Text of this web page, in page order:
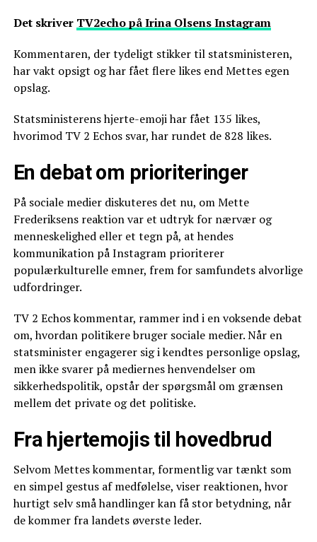
Det skriver TV2echo på Irina Olsens Instagram
Kommentaren, der tydeligt stikker til statsministeren,
har vakt opsigt og har fået flere likes end Mettes egen
opslag.
Statsministerens hjerte-emoji har fået 135 likes,
hvorimod TV 2 Echos svar, har rundet de 828 likes.
En debat om prioriteringer
På sociale medier diskuteres det nu, om Mette
Frederiksens reaktion var et udtryk for nærvær og
menneskelighed eller et tegn på, at hendes
kommunikation på Instagram prioriterer
populærkulturelle emner, frem for samfundets alvorlige
udfordringer.
TV 2 Echos kommentar, rammer ind i en voksende debat
om, hvordan politikere bruger sociale medier. Når en
statsminister engagerer sig i kendtes personlige opslag,
men ikke svarer på mediernes henvendelser om
sikkerhedspolitik, opstår der spørgsmål om grænsen
mellem det private og det politiske.
Fra hjertemojis til hovedbrud
Selvom Mettes kommentar, formentlig var tænkt som
en simpel gestus af medfølelse, viser reaktionen, hvor
hurtigt selv små handlinger kan få stor betydning, når
de kommer fra landets øverste leder.